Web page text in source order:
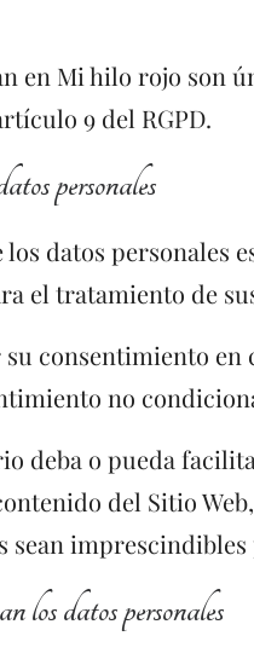
en Mi hilo rojo son
9 del RGPD.
personales
datos
el tratamiento de
consentimiento
no
deba o pueda
del Sitio
sean
los datos personales